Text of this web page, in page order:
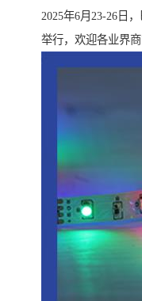
2025年6月23-26日
举行，欢迎各业界商